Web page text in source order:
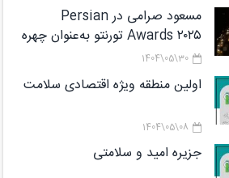
مسعود صرامی در Persian
Awards ۲۰۲۵ تورنتو به‌عنوان چهره
شاخص معرفی شد
30\05\1404
اولین منطقه ویژه اقتصادی سلامت
08\05\1404
جزیره امید و سلامتی